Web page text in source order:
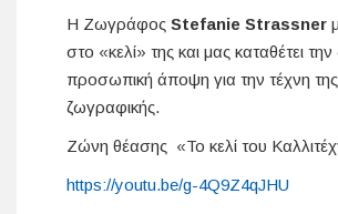
Η Ζωγράφος Stefanie Strassner
στο «κελί» της και μας καταθέτει την
προσωπική άποψη για την τέχνη της
ζωγραφικής.
Ζώνη θέασης «Το κελί του
https://youtu.be/g-4Q9Z4qJHU